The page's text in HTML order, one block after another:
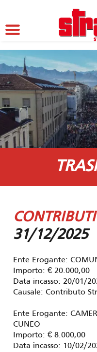
CONTRIBUTI
31/12/2025
Ente Erogante:
Importo: € 20.000,00
Data incasso: 20/01/
Causale: Contributo
Ente Erogante:
CUNEO
Importo: € 8.000,00
Data incasso: 10/02/